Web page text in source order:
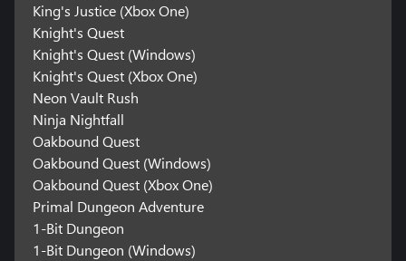
King's Justice (Xbox One)
Knight's Quest
Knight's Quest (Windows)
Knight's Quest (Xbox One)
Neon Vault Rush
Ninja Nightfall
Oakbound Quest
Oakbound Quest (Windows)
Oakbound Quest (Xbox One)
Primal Dungeon Adventure
1-Bit Dungeon
1-Bit Dungeon (Windows)